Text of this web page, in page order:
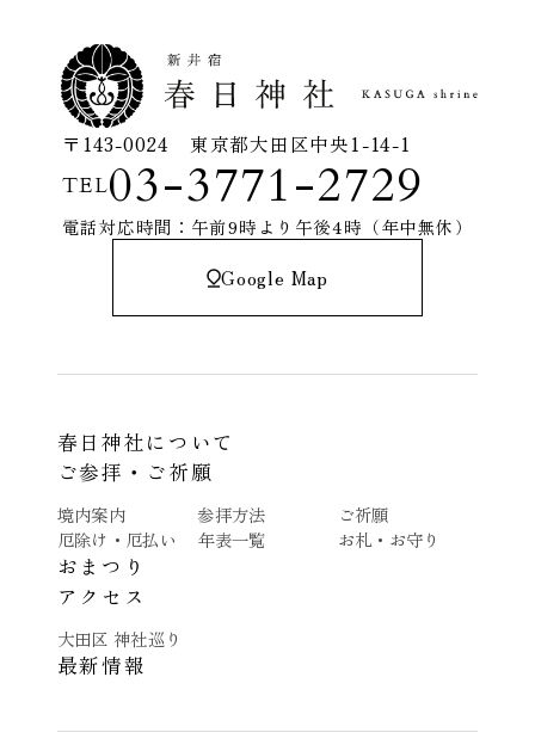
〒143-0024 東京都大田区中央1-14-1
TEL03-3771-2729
電話対応時間：午前9時より午後4時（年中無休）
Google Map
春日神社について
ご参拝・ご祈願
境内案内 参拝方法
ご祈願
厄除け・厄払い
年表一覧 お札・お守り
おまつり
アクセス
大田区 神社巡り
最新情報